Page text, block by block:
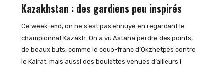
Kazakhstan : des gardiens peu inspirés
Ce week-end, on ne s’est pas ennuyé en regardant le
championnat Kazakh. On a vu Astana perdre des points,
de beaux buts, comme le coup-franc d’Okzhetpes contre
le Kairat, mais aussi des boulettes venues d’ailleurs !